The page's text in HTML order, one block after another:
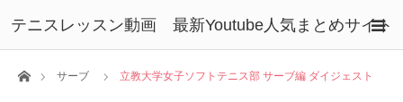
テニスレッスン動画 最新Youtube人気まとめサイト
ホームサーブ 立教大学女子ソフトテニス部 サーブ編 ダイジェスト